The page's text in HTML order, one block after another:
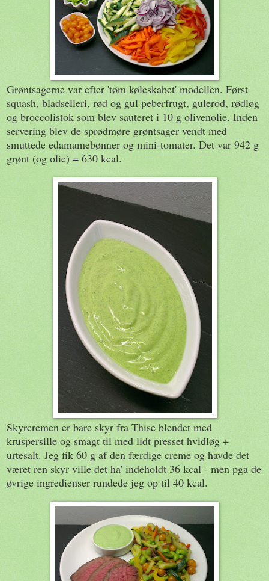
Grøntsagerne var efter 'tøm køleskabet' modellen. Først
squash, bladselleri, rød og gul peberfrugt, gulerod, rødløg
og broccolistok som blev sauteret i 10 g olivenolie. Inden
servering blev de sprødmøre grøntsager vendt med
smuttede edamamebønner og mini-tomater. Det var 942 g
grønt (og olie) = 630 kcal.
Skyrcremen er bare skyr fra Thise blendet med
kruspersille og smagt til med lidt presset hvidløg +
urtesalt. Jeg fik 60 g af den færdige creme og havde det
været ren skyr ville det ha' indeholdt 36 kcal - men pga de
øvrige ingredienser rundede jeg op til 40 kcal.